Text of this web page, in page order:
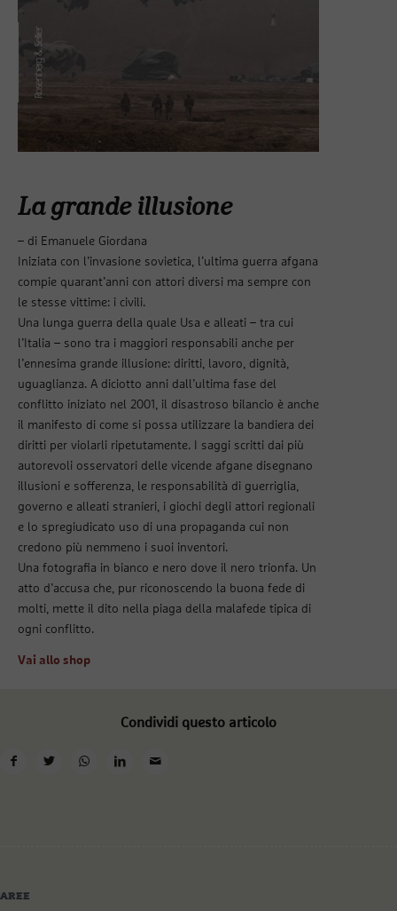
La grande illusione
– di Emanuele Giordana
Iniziata con l’invasione sovietica, l’ultima guerra afgana
compie quarant’anni con attori diversi ma sempre con
le stesse vittime: i civili.
Una lunga guerra della quale Usa e alleati – tra cui
l’Italia – sono tra i maggiori responsabili anche per
l’ennesima grande illusione: diritti, lavoro, dignità,
uguaglianza. A diciotto anni dall’ultima fase del
conflitto iniziato nel 2001, il disastroso bilancio è anche
il manifesto di come si possa utilizzare la bandiera dei
diritti per violarli ripetutamente. I saggi scritti dai più
autorevoli osservatori delle vicende afgane disegnano
illusioni e sofferenza, le responsabilità di guerriglia,
governo e alleati stranieri, i giochi degli attori regionali
e lo spregiudicato uso di una propaganda cui non
credono più nemmeno i suoi inventori.
Una fotografia in bianco e nero dove il nero trionfa. Un
atto d’accusa che, pur riconoscendo la buona fede di
molti, mette il dito nella piaga della malafede tipica di
ogni conflitto.
Vai allo shop
Condividi questo articolo
AREE